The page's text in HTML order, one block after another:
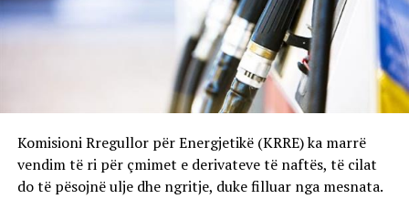
Komisioni Rregullor për Energjetikë (KRRE) ka marrë
vendim të ri për çmimet e derivateve të naftës, të cilat
do të pësojnë ulje dhe ngritje, duke filluar nga mesnata.